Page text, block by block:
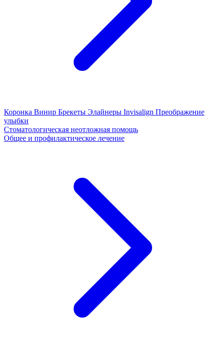
Коронка Винир Брекеты Элайнеры Invisalign Преображение
улыбки
Стоматологическая неотложная помощь
Общее и профилактическое лечение